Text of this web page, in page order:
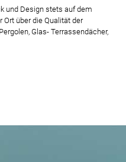
und Design stets auf dem
Ort über die Qualität der
Glas- Terrassendächer,